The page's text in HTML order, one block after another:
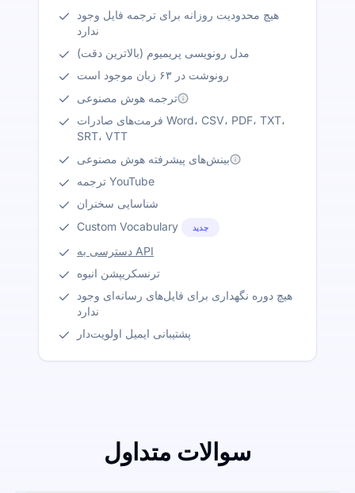
هیچ محدودیت روزانه برای ترجمه فایل وجود
ندارد
مدل رونویسی پریمیوم (بالاترین دقت)
رونوشت در ۶۳ زبان موجود است
ترجمه هوش مصنوعی
فرمت‌های صادرات Word، CSV، PDF، TXT،
SRT، VTT
بینش‌های پیشرفته هوش مصنوعی
ترجمه YouTube
شناسایی سخنران
Custom Vocabulary
جدید
دسترسی به API
ترنسکریپشن انبوه
هیچ دوره نگهداری برای فایل‌های رسانه‌ای وجود
ندارد
پشتیبانی ایمیل اولویت‌دار
سوالات متداول